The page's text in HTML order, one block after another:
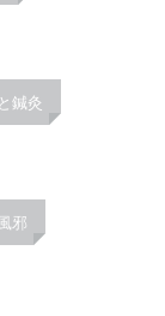
鍼灸
邪